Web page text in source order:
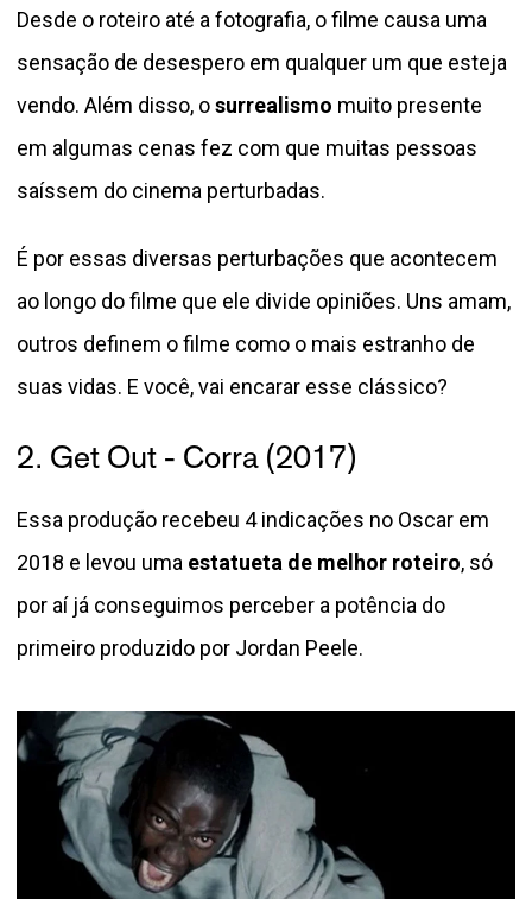
Desde o roteiro até a fotografia, o filme causa uma
sensação de desespero em qualquer um que esteja
vendo. Além disso, osurrealismo muito presente
em algumas cenas fez com que muitas pessoas
saíssem do cinema perturbadas.
É por essas diversas perturbações que acontecem
ao longo do filme que ele divide opiniões. Uns amam,
outros definem o filme como o mais estranho de
suas vidas. E você, vai encarar esse clássico?
2. Get Out - Corra (2017)
Essa produção recebeu 4 indicações no Oscar em
2018 e levou uma estatueta de melhor roteiro, só
por aí já conseguimos perceber a potência do
primeiro produzido por Jordan Peele.